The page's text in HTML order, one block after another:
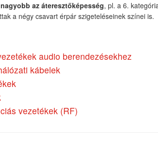
az áteresztőképesség, pl. a 6.
a négy csavart érpár szigeteléseinek színei is.
audio berendezésekhez
kábelek
vezetékek (RF)